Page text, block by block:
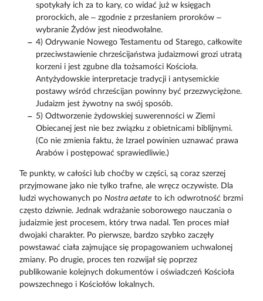
spotykały ich za to kary, co widać już w księgach
prorockich, ale – zgodnie z przesłaniem proroków –
wybranie Żydów jest nieodwołalne.
4) Odrywanie Nowego Testamentu od Starego, całkowite
przeciwstawienie chrześcijaństwa judaizmowi grozi utratą
korzeni i jest zgubne dla tożsamości Kościoła.
Antyżydowskie interpretacje tradycji i antysemickie
postawy wśród chrześcijan powinny być przezwyciężone.
Judaizm jest żywotny na swój sposób.
5) Odtworzenie żydowskiej suwerenności w Ziemi
Obiecanej jest nie bez związku z obietnicami biblijnymi.
(Co nie zmienia faktu, że Izrael powinien uznawać prawa
Arabów i postępować sprawiedliwie.)
Te punkty, w całości lub choćby w części, są coraz szerzej
przyjmowane jako nie tylko trafne, ale wręcz oczywiste. Dla
ludzi wychowanych po Nostra aetate to ich odwrotność brzmi
często dziwnie. Jednak wdrażanie soborowego nauczania o
judaizmie jest procesem, który trwa nadal. Ten proces miał
dwojaki charakter. Po pierwsze, bardzo szybko zaczęły
powstawać ciała zajmujące się propagowaniem uchwalonej
zmiany. Po drugie, proces ten rozwijał się poprzez
publikowanie kolejnych dokumentów i oświadczeń Kościoła
powszechnego i Kościołów lokalnych.